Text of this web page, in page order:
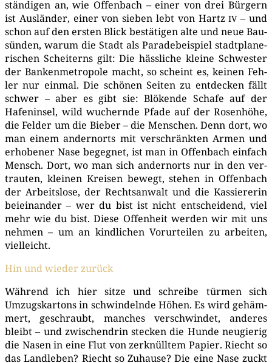
stän­di­gen an, wie Offen­bach – einer von drei Bür­gern
ist Aus­län­der, einer von sie­ben lebt von HartzIV– und
schon auf den ers­ten Blick bestä­ti­gen alte und neue Bau­
sün­den, war­um die Stadt als Para­de­bei­spiel stadt­pla­ne­
ri­schen Schei­terns gilt: Die häss­li­che klei­ne Schwes­ter
der Ban­ken­me­tro­po­le macht, so scheint es, kei­nen Feh­
ler nur ein­mal. Die schö­nen Sei­ten zu ent­de­cken fällt
schwer – aber es gibt sie: Blö­ken­de Scha­fe auf der
Hafen­in­sel, wild wuchern­de Pfa­de auf der Rosen­hö­he,
die Fel­der um die Bie­ber – die Men­schen. Denn dort, wo
man einem andern­orts mit ver­schränk­ten Armen und
erho­be­ner Nase begeg­net, ist man in Offen­bach ein­fach
Mensch. Dort, wo man sich andern­orts nur in den ver­
trau­ten, klei­nen Krei­sen bewegt, ste­hen in Offen­bach
der Arbeits­lo­se, der Rechts­an­walt und die Kas­sie­re­rin
bei­ein­an­der – wer du bist ist nicht ent­schei­dend, viel
mehr wie du bist. Die­se Offen­heit wer­den wir mit uns
neh­men – um an kind­li­chen Vor­ur­tei­len zu arbei­ten,
vielleicht.
Hin und wie­der zurück
Wäh­rend ich hier sit­ze und schrei­be tür­men sich
Umzugs­kar­tons in schwin­deln­de Höhen. Es wird gehäm­
mert, geschraubt, man­ches ver­schwin­det, ande­res
bleibt – und zwi­schen­drin ste­cken die Hun­de neu­gie­rig
die Nasen in eine Flut von zer­knüll­tem Papier. Riecht so
das Land­le­ben? Riecht so Zuhau­se? Die eine Nase zuckt